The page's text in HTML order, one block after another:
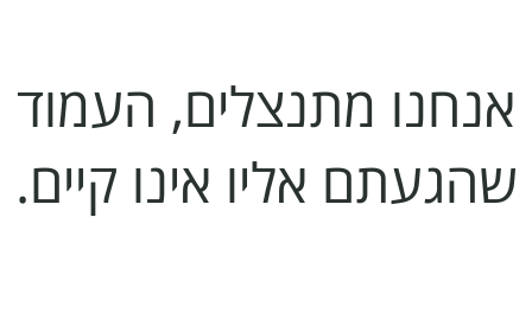
אנחנו מתנצלים, העמוד
שהגעתם אליו אינו קיים.